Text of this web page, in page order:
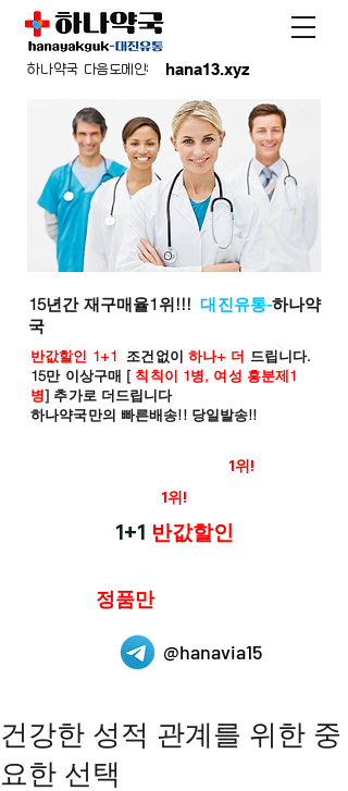
hana13.xyz
하나약국 다음도메인:
15년간 재구매율1위!!!대진유통-하나약
국
반값할인 1+1 조건없이 하나+ 더 드립니다.
15만 이상구매 [ 칙칙이 1병, 여성 흥분제1
병] 추가로 더드립니다
하나약국만의 빠른배송!! 당일발송!!
1위!
1위!
1+1 반값할인
정품만
@hanavia15
건강한 성적 관계를 위한 중
요한 선택